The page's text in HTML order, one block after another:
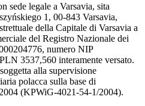
legale a Varsavia, sita
1, 00-843 Varsavia,
della Capitale di Varsavia a
del Registro Nazionale dei
numero NIP
3537,560 interamente versato.
alla supervisione
polacca sulla base di
(KPWiG-4021-54-1/2004).